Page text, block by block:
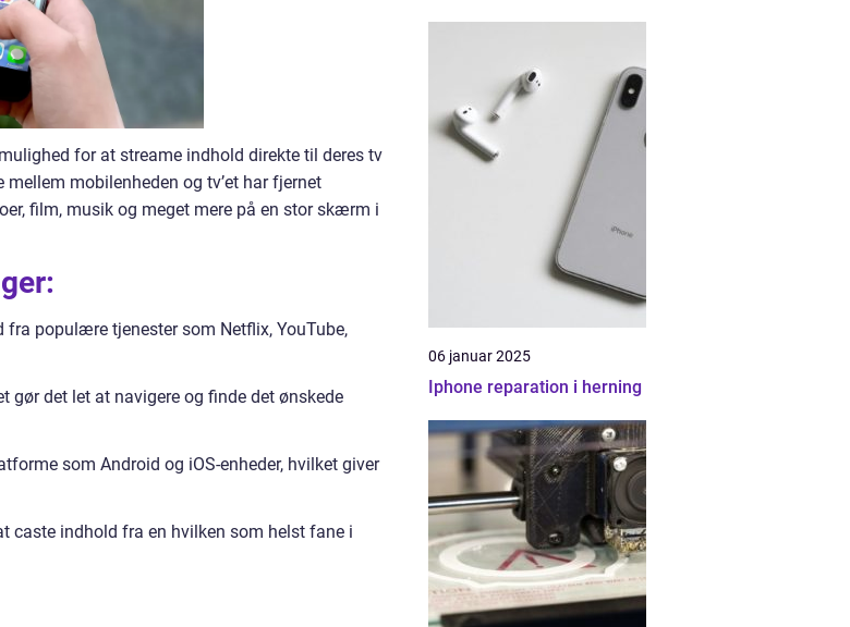
for at streame indhold direkte til deres tv
mobilenheden og tv’et har fjernet
film, musik og meget mere på en stor skærm i
populære tjenester som Netflix, YouTube,
gør det let at navigere og finde det ønskede
som Android og iOS-enheder, hvilket giver
caste indhold fra en hvilken som helst fane i
06 januar 2025
Iphone reparation i herning